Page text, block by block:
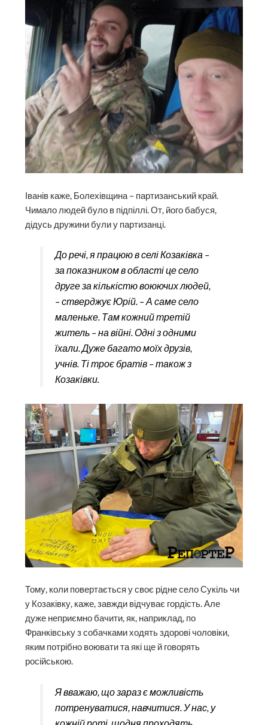
Іванів каже, Болехівщина – партизанський край.
Чимало людей було в підпіллі. От, його бабуся,
дідусь дружини були у партизанці.
До речі, я працюю в селі Козаківка –
за показником в області це село
друге за кількістю воюючих людей,
– стверджує Юрій. – А саме село
маленьке. Там кожний третій
житель – на війні. Одні з одними
їхали. Дуже багато моїх друзів,
учнів. Ті троє братів – також з
Козаківки.
Тому, коли повертається у своє рідне село Сукіль чи
у Козаківку, каже, завжди відчуває гордість. Але
дуже неприємно бачити, як, наприклад, по
Франківську з собачками ходять здорові чоловіки,
яким потрібно воювати та які ще й говорять
російською.
Я вважаю, що зараз є можливість
потренуватися, навчитися. У нас, у